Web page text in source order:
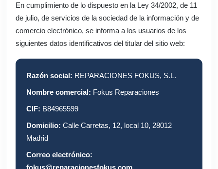
En cumplimiento de lo dispuesto en la Ley 34/2002, de 11
de julio, de servicios de la sociedad de la información y de
comercio electrónico, se informa a los usuarios de los
siguientes datos identificativos del titular del sitio web:
Razón social: REPARACIONES FOKUS, S.L.
Nombre comercial: Fokus Reparaciones
CIF: B84965599
Domicilio: Calle Carretas, 12, local 10, 28012
Madrid
Correo electrónico:
fokus@reparacionesfokus.com